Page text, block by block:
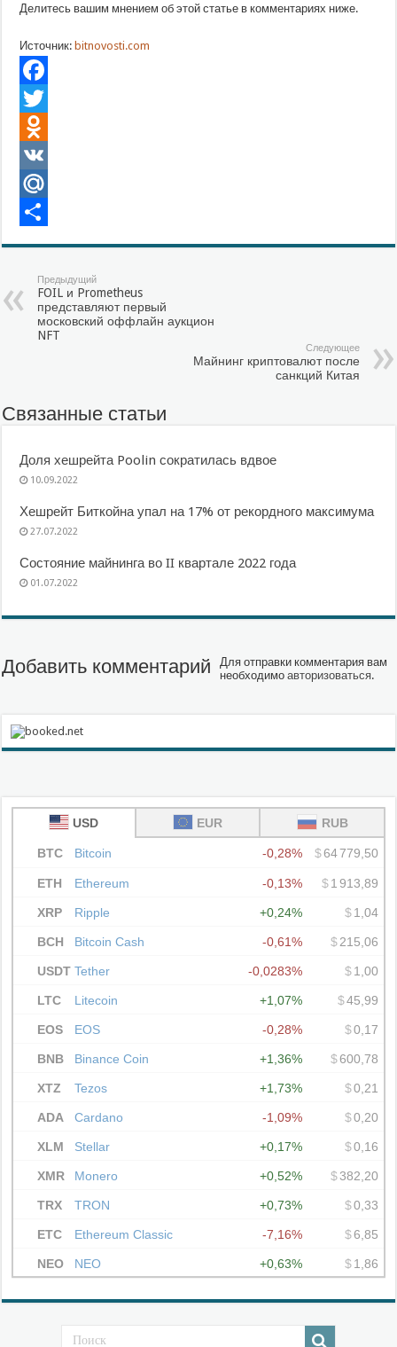
Делитесь вашим мнением об этой статье в комментариях ниже.
Источник: bitnovosti.com
Facebook
Twitter
Odnoklassniki
VK
Mail.Ru
Предыдущий
FOIL и Prometheus
представляют первый
московский оффлайн аукцион
NFT
Следующее
Майнинг криптовалют после
санкций Китая
Связанные статьи
Доля хешрейта Poolin сократилась вдвое
10.09.2022
Хешрейт Биткойна упал на 17% от рекордного максимума
27.07.2022
Состояние майнинга во II квартале 2022 года
01.07.2022
Добавить комментарий
Для отправки комментария вам
необходимоавторизоваться.